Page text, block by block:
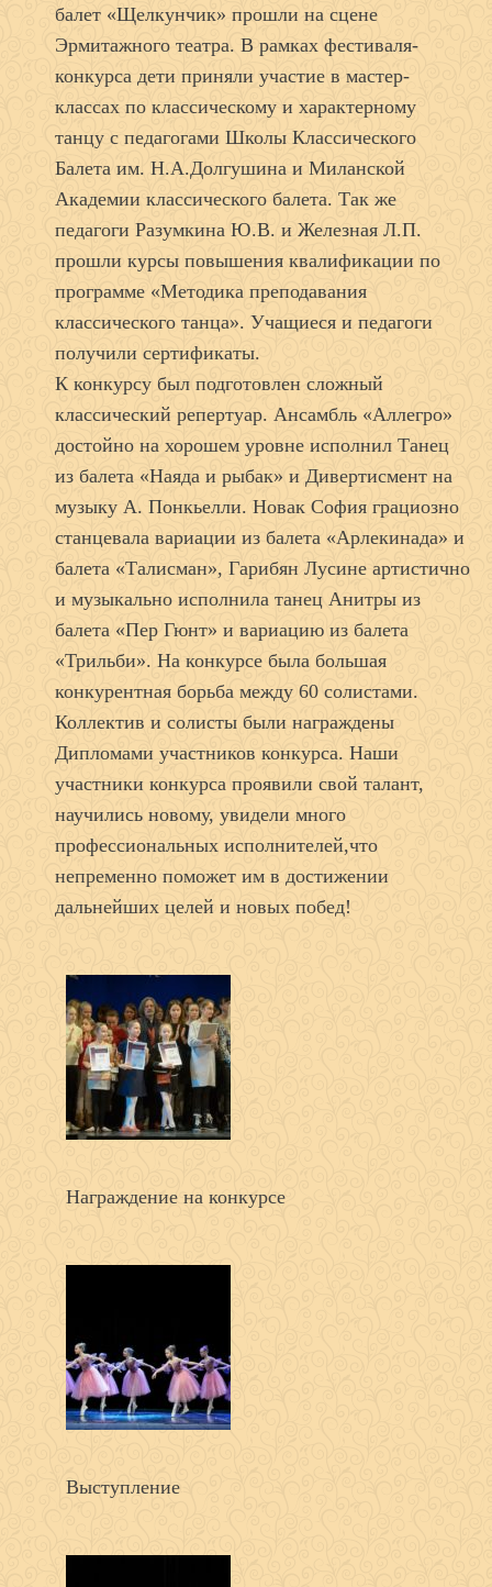
балет «Щелкунчик» прошли на сцене
Эрмитажного театра. В рамках фестиваля-
конкурса дети приняли участие в мастер-
классах по классическому и характерному
танцу с педагогами Школы Классического
Балета им. Н.А.Долгушина и Миланской
Академии классического балета. Так же
педагоги Разумкина Ю.В. и Железная Л.П.
прошли курсы повышения квалификации по
программе «Методика преподавания
классического танца». Учащиеся и педагоги
получили сертификаты.
К конкурсу был подготовлен сложный
классический репертуар. Ансамбль «Аллегро»
достойно на хорошем уровне исполнил Танец
из балета «Наяда и рыбак» и Дивертисмент на
музыку А. Понкьелли. Новак София грациозно
станцевала вариации из балета «Арлекинада» и
балета «Талисман», Гарибян Лусине артистично
и музыкально исполнила танец Анитры из
балета «Пер Гюнт» и вариацию из балета
«Трильби». На конкурсе была большая
конкурентная борьба между 60 солистами.
Коллектив и солисты были награждены
Дипломами участников конкурса. Наши
участники конкурса проявили свой талант,
научились новому, увидели много
профессиональных исполнителей,что
непременно поможет им в достижении
дальнейших целей и новых побед!
Награждение на конкурсе
Выступление